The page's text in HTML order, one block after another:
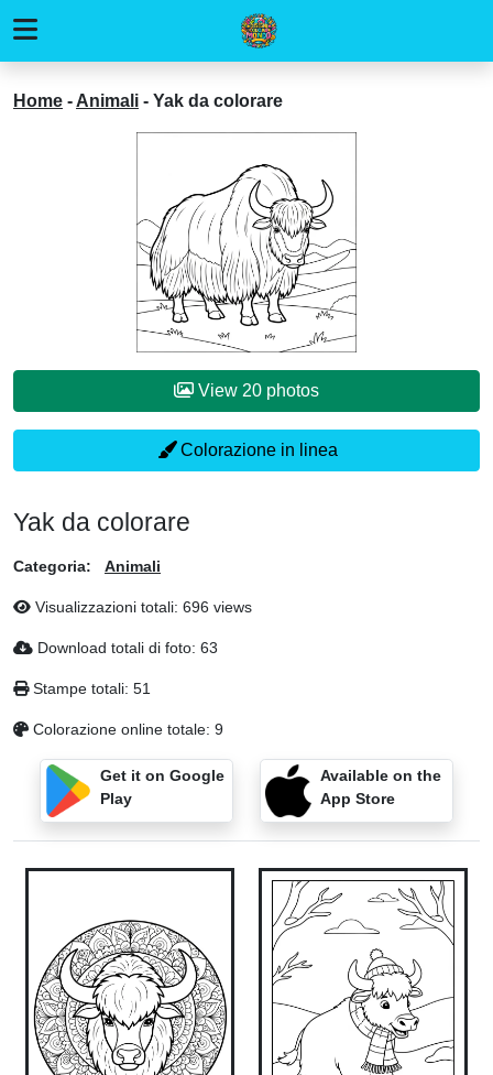
Home - Animali - Yak da colorare
View 20 photos
Colorazione in linea
Yak da colorare
Categoria: Animali
Visualizzazioni totali: 696 views
Download totali di foto: 63
Stampe totali: 51
Colorazione online totale: 9
Get it on Google
Play
Available on the
App Store